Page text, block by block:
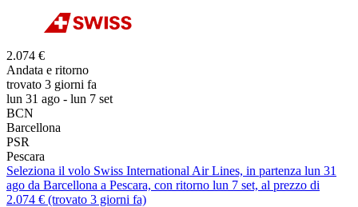
2.074 €
Andata e ritorno
trovato 3 giorni fa
lun 31 ago - lun 7 set
BCN
Barcellona
PSR
Pescara
Seleziona il volo Swiss International Air Lines, in partenza lun 31
ago da Barcellona a Pescara, con ritorno lun 7 set, al prezzo di
2.074 € (trovato 3 giorni fa)